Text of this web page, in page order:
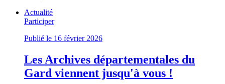
Actualité
Participer
Publié le 16 février 2026
Les Archives départementales du
Gard viennent jusqu'à vous !